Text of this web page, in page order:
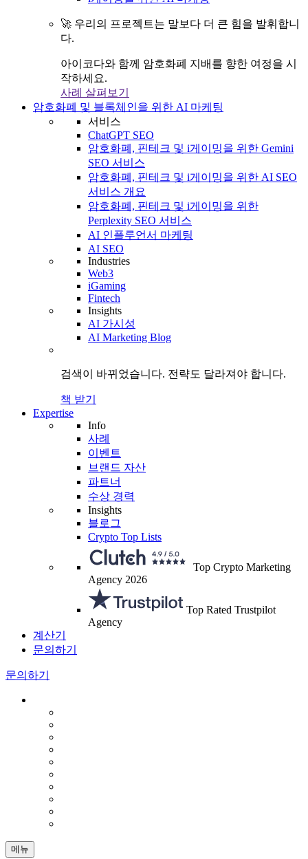
🚀 우리의 프로젝트는 말보다 더 큰 힘을 발휘합니
다.
아이코다와 함께 암호화폐 지배를 향한 여정을 시
작하세요.
사례 살펴보기
암호화폐 및 블록체인을 위한 AI 마케팅
서비스
ChatGPT SEO
암호화폐, 핀테크 및 i게이밍을 위한 Gemini
SEO 서비스
암호화폐, 핀테크 및 i게이밍을 위한 AI SEO
서비스 개요
암호화폐, 핀테크 및 i게이밍을 위한
Perplexity SEO 서비스
AI 인플루언서 마케팅
AI SEO
Industries
Web3
iGaming
Fintech
Insights
AI 가시성
AI Marketing Blog
검색이 바뀌었습니다. 전략도 달라져야 합니다.
책 받기
Expertise
Info
사례
이벤트
브랜드 자산
파트너
수상 경력
Insights
블로그
Crypto Top Lists
Top Crypto Marketing
Agency 2026
Top Rated Trustpilot
Agency
계산기
문의하기
문의하기
메뉴